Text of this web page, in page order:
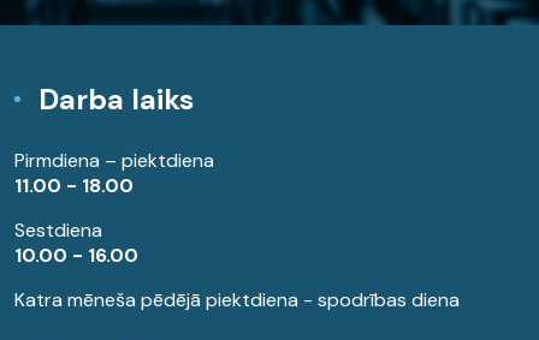
Darba laiks
Pirmdiena – piektdiena
11.00 - 18.00
Sestdiena
10.00 - 16.00
Katra mēneša pēdējā piektdiena - spodrības diena